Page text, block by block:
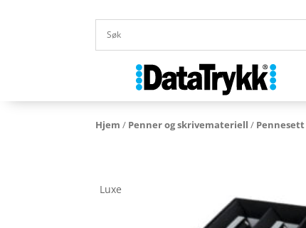
Hjem / Penner og skrivemateriell / Pennesett
Luxe